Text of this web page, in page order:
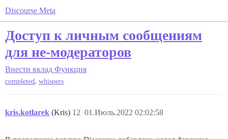
Discourse Meta
Доступ к личным сообщениям
для не-модераторов
Внести вклад Функция
completed, whispers
kris.kotlarek (Kris) 01.Июль.2022 02:02:58
12